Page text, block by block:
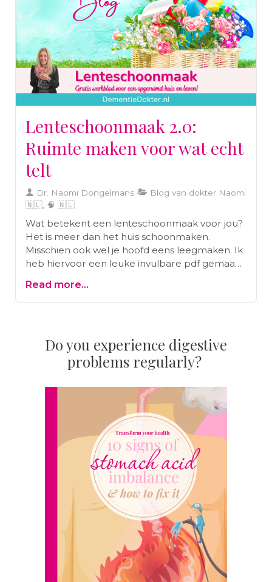
stressvermindering zijn essentieel om een
optimale mond- en algemene gezondheid te
behouden.
Lenteschoonmaak 2.0:
Ruimte maken voor wat echt
telt
Dr. Naomi Dongelmans
Blog van dokter Naomi
🇳🇱, 🧠 🇳🇱
Wat betekent een lenteschoonmaak voor jou?
Het is meer dan het huis schoonmaken.
Misschien ook wel je hoofd eens leegmaken. Ik
heb hiervoor een leuke invulbare pdf gemaakt
opgeruimd huis en leven!
Read more...
Do you experience digestive
problems regularly?